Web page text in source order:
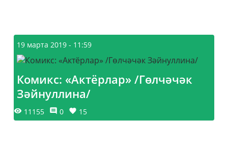
19 марта 2019 - 11:59
Комикс: «Актёрлар» /Гөлчәчәк
Зәйнуллина/
11155 0 15